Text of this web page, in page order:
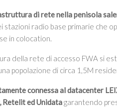
di rete nella penisola
stazioni radio base primarie che
in colocation.
della rete di accesso FWA si
popolazione di circa 1,5M
connessa al datacenter
Retelit ed Unidatagarantendo